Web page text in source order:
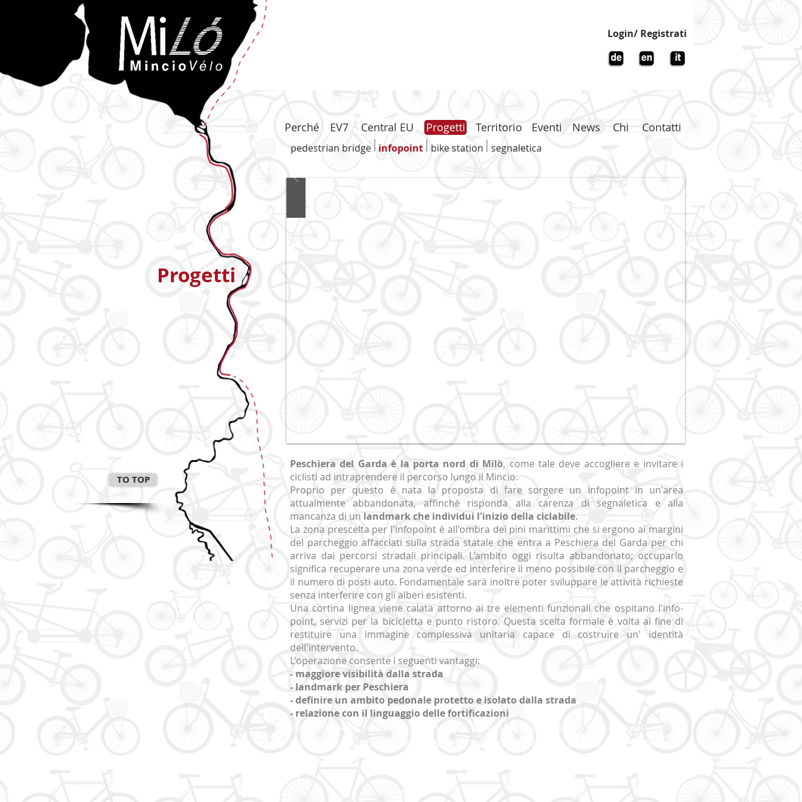
TO TOP
Login/ Registrati
Progetti
Peschiera del Garda è la porta nord di Milò, come tale deve accogliere e invitare i
ciclisti ad intraprendere il percorso lungo il Mincio.
Proprio per questo è nata la proposta di fare sorgere un infopoint in un'area
attualmente abbandonata, affinchè risponda alla carenza di segnaletica e alla
mancanza di un landmark che individui l'inizio della ciclabile.
La zona prescelta per l'infopoint è all'ombra dei pini marittimi che si ergono ai margini
del parcheggio affacciati sulla strada statale che entra a Peschiera del Garda per chi
arriva dai percorsi stradali principali. L'ambito oggi risulta abbandonato; occuparlo
significa recuperare una zona verde ed interferire il meno possibile con il parcheggio e
il numero di posti auto. Fondamentale sarà inoltre poter sviluppare le attività richieste
senza interferire con gli alberi esistenti.
Una cortina lignea viene calata attorno ai tre elementi funzionali che ospitano l'info-
point, servizi per la bicicletta e punto ristoro. Questa scelta formale è volta al fine di
restituire una immagine complessiva unitaria capace di costruire un' identità
dell'intervento.
L'operazione consente i seguenti vantaggi:
- maggiore visibilità dalla strada
- landmark per Peschiera
- definire un ambito pedonale protetto e isolato dalla strada
- relazione con il linguaggio delle fortificazioni
pedestrian bridge infopoint bike station segnaletica
Perché EV7 Central EU Progetti Territorio Eventi News Chi Contatti